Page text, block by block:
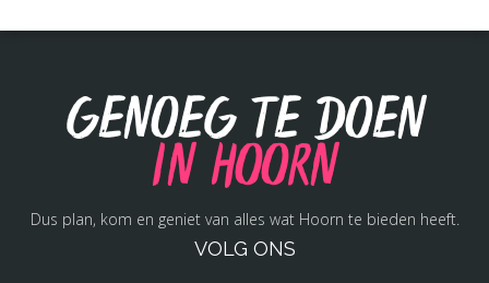
Genoeg te doen
in Hoorn
Dus plan, kom en geniet van alles wat Hoorn te bieden heeft.
VOLG ONS